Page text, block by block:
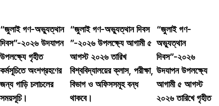
“জুলাই গণ-অভ্যুত্থান
দিবস”-২০২৬ উদযাপন
উপলক্ষ্যে গৃহীত
কর্মসূচিতে অংশগ্রহণের
জন্য গাড়ি চলাচলের
সময়সূচি।
“জুলাই গণ-অভ্যুত্থান দিবস
”-২০২৬ উপলক্ষ্যে আগামী ৫
আগস্ট ২০২৬ তারিখ
বিশ্ববিদ্যালয়ের ক্লাস, পরীক্ষা,
বিভাগ ও অফিসসমূহ বন্ধ
থাকবে।
“জুলাই গণ-
অভ্যুত্থান
দিবস”-২০২৬
উদযাপন উপলক্ষ্যে
আগামী ৫ আগস্ট
২০২৬ তারিখে গৃহীত